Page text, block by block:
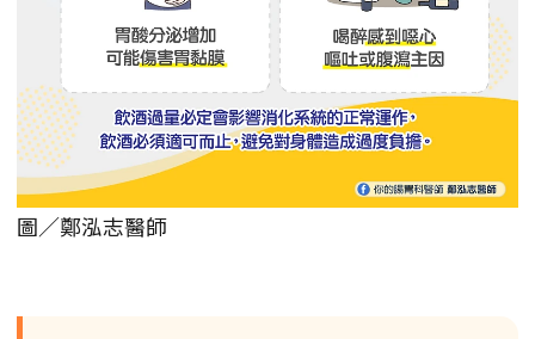
圖／鄭泓志醫師